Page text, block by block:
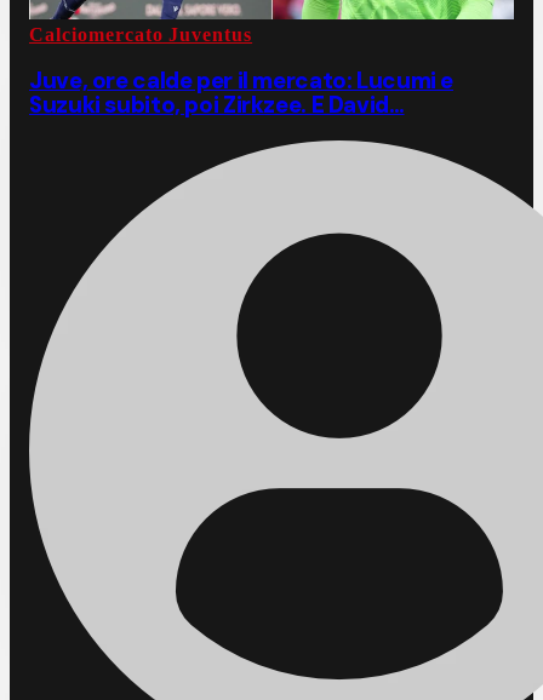
Calciomercato Juventus
Juve, ore calde per il mercato: Lucumi e
Suzuki subito, poi Zirkzee. E David…